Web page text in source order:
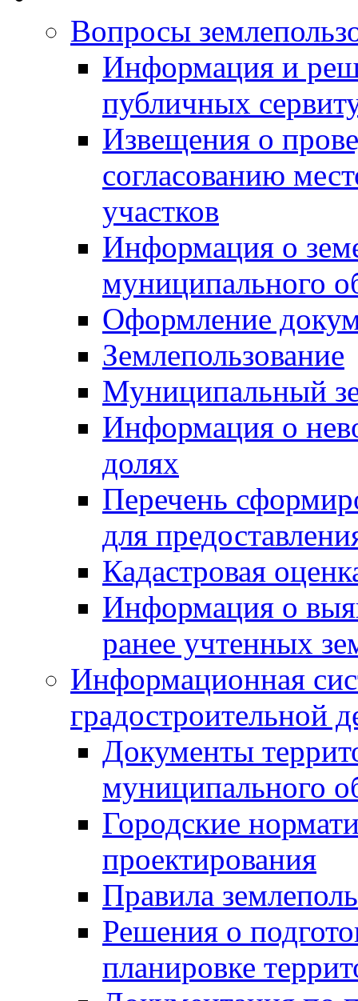
Вопросы
Информация и
публичных
Извещения о
согласованию
участков
Информация о
муниципального
Оформление
Землепользование
Муниципальный
Информация о
долях
Перечень
для
Кадастровая
Информация о
ранее учтенных
Информационная
градостроительной
Документы
муниципального
Городские
проектирования
Правила
Решения о
планировке